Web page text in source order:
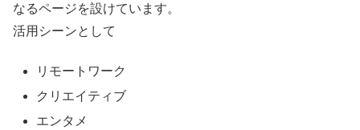
なるページを設けています。
活用シーンとして
リモートワーク
クリエイティブ
エンタメ